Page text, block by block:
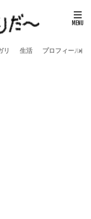
リ 生活 プロフィール